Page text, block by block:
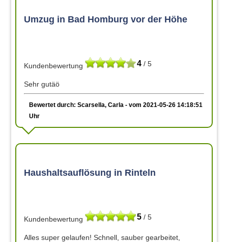
Umzug in Bad Homburg vor der Höhe
4 / 5
Kundenbewertung
Sehr gutäö
Bewertet durch: Scarsella, Carla - vom 2021-05-26 14:18:51
Uhr
Haushaltsauflösung in Rinteln
5 / 5
Kundenbewertung
Alles super gelaufen! Schnell, sauber gearbeitet,